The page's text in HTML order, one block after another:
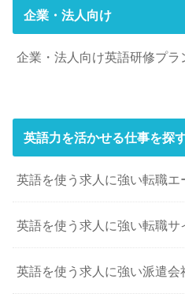
企業・法人向け
企業・法人向け英語研修プラ
英語力を活かせる仕事を探
英語を使う求人に強い転職エ
英語を使う求人に強い転職サ
英語を使う求人に強い派遣会